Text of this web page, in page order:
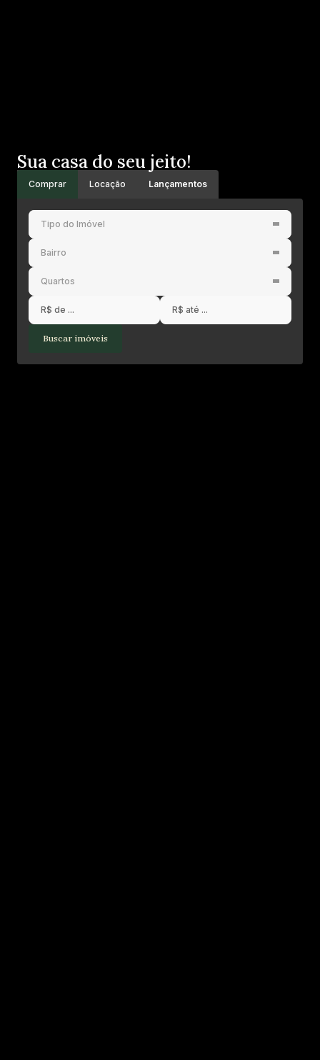
Sua casa do seu jeito!
Comprar Locação Lançamentos
Tipo do Imóvel
Bairro
Quartos
Buscar imóveis